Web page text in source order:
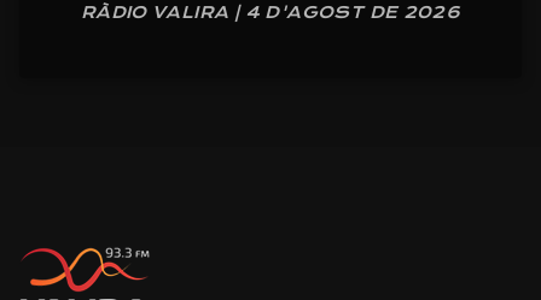
RÀDIO VALIRA | 4 D'AGOST DE 2026